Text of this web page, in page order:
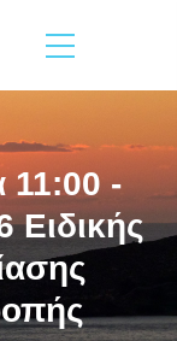
11:00 -